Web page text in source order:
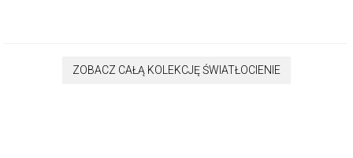
ZOBACZ CAŁĄ KOLEKCJĘ ŚWIATŁOCIENIE